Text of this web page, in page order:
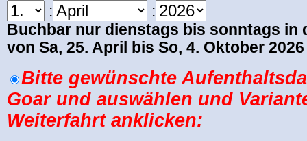
:
:
Buchbar nur dienstags bis sonntags in
von Sa, 25. April bis So, 4. Oktober 2026
Bitte gewünschte
Goar und auswählen und
Weiterfahrt anklicken: